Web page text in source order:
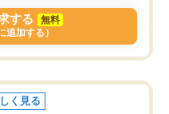
する
無料
追加する）
く見る